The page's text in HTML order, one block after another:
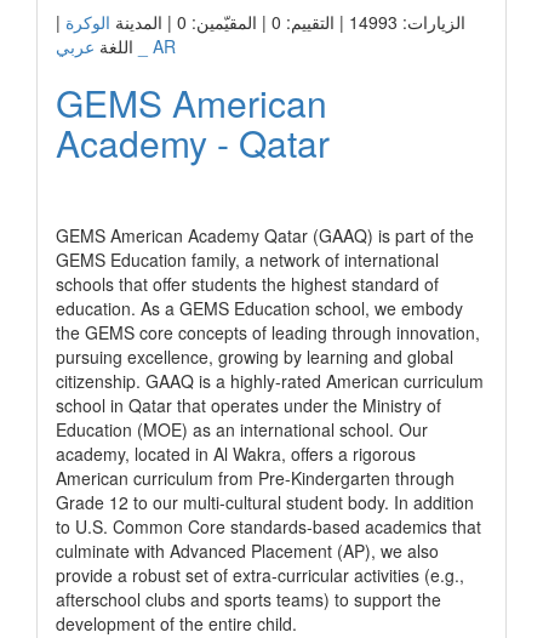
الزيارات: 14993 | التقييم: 0 | المقيّمين: 0 | المدينة
الوكرة |
اللغة عربي _ AR
GEMS American
Academy - Qatar
GEMS American Academy Qatar (GAAQ) is part of the
GEMS Education family, a network of international
schools that offer students the highest standard of
education. As a GEMS Education school, we embody
the GEMS core concepts of leading through innovation,
pursuing excellence, growing by learning and global
citizenship. GAAQ is a highly-rated American curriculum
school in Qatar that operates under the Ministry of
Education (MOE) as an international school. Our
academy, located in Al Wakra, offers a rigorous
American curriculum from Pre-Kindergarten through
Grade 12 to our multi-cultural student body. In addition
to U.S. Common Core standards-based academics that
culminate with Advanced Placement (AP), we also
provide a robust set of extra-curricular activities (e.g.,
afterschool clubs and sports teams) to support the
development of the entire child.